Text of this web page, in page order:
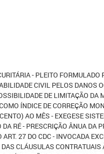
- PLEITO FORMULADO
CIVIL PELOS DANOS
DE LIMITAÇÃO DA
ÍNDICE DE CORREÇÃO
AO MÊS - EXEGESE
RÉ - PRESCRIÇÃO ÂNUA DA
27 DO CDC - INVOCADA
CLÁUSULAS CONTRATUAIS